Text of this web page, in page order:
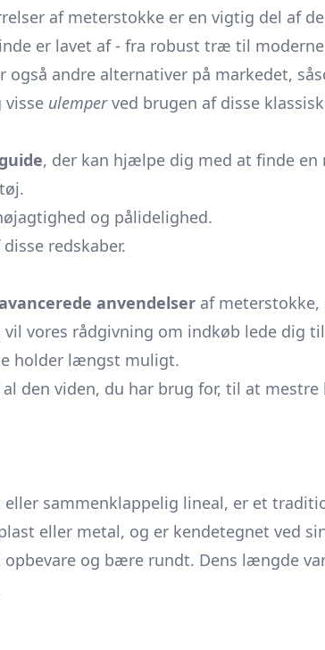
af meterstokke er en vigtig del af
er lavet af - fra robust træ til
andre alternativer på markedet,
ulemperved brugen af disse
, der kan hjælpe dig med at finde
og pålidelighed.
redskaber.
anvendelser af meterstokke,
vores rådgivning om indkøb lede dig
holder længst muligt.
den viden, du har brug for, til at
eller sammenklappelig lineal, er et
eller metal, og er kendetegnet ved
og bære rundt. Dens længde